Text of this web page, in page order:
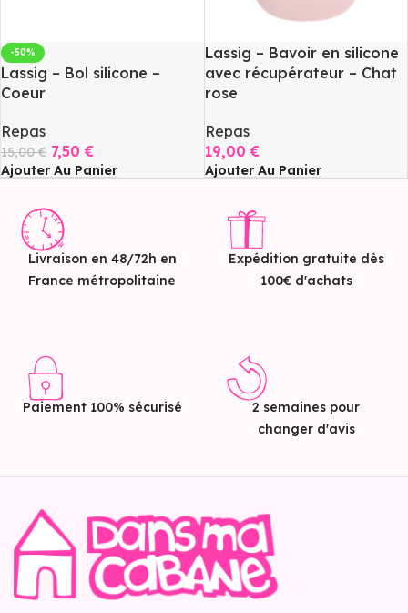
-50%
Lassig – Bol silicone –
Coeur
Repas
15,00€ 7,50€
Ajouter Au Panier
Lassig – Bavoir en silicone
avec récupérateur – Chat
rose
Repas
19,00€
Ajouter Au Panier
Livraison en 48/72h en
France métropolitaine
Expédition gratuite dès
100€ d'achats
Paiement 100% sécurisé
2 semaines pour
changer d'avis